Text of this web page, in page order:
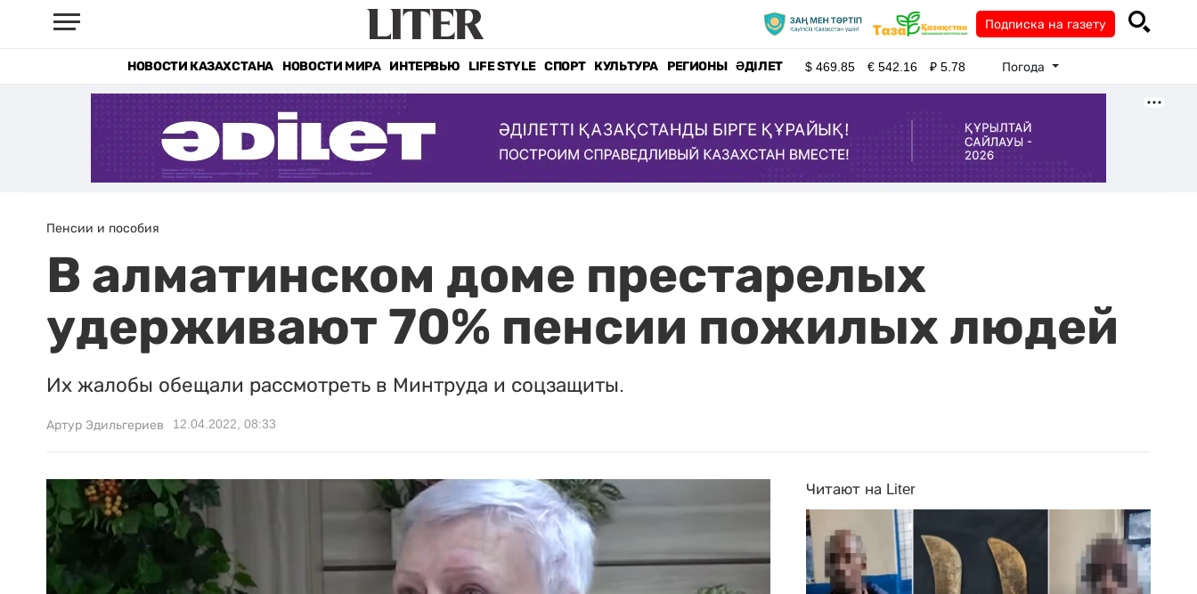
Подписка на газету
НОВОСТИ КАЗАХСТАНА НОВОСТИ МИРА ИНТЕРВЬЮ LIFE STYLE СПОРТ КУЛЬТУРА РЕГИОНЫ ӘДІЛЕТ $469.85 €542.16 ₽5.78 Погода
Пенсии и пособия
В алматинском доме престарелых
удерживают 70% пенсии пожилых людей
Их жалобы обещали рассмотреть в Минтруда и соцзащиты.
Артур Эдильгериев 12.04.2022, 08:33
Читают на Liter